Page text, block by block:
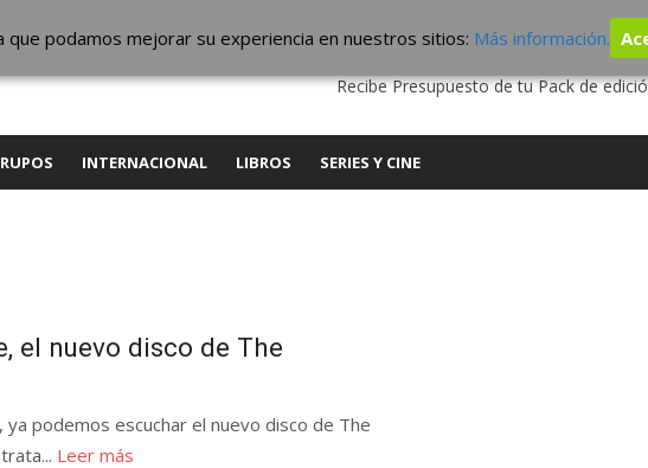
QUIENES SOMOS CONTACTO SERVICIOS EDITA TU DISCO
ESTUDIO
Recibe Presupuesto de tu Pack de
INTERNACIONAL LIBROS SERIES Y CINE
el nuevo disco de The
podemos escuchar el nuevo disco de The
Leer más
podamos mejorar su experiencia en nuestros sitios: Más información.